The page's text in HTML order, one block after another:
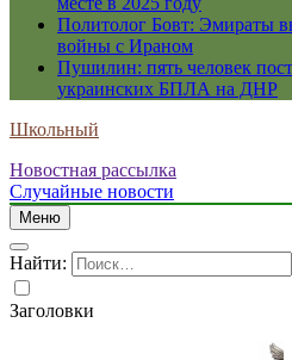
Политолог Бовт: Эмираты
войны с Ираном
Пушилин: пять человек
украинских БПЛА на ДНР
Школьный
Новостная рассылка
Случайные новости
Меню
Найти:
Заголовки